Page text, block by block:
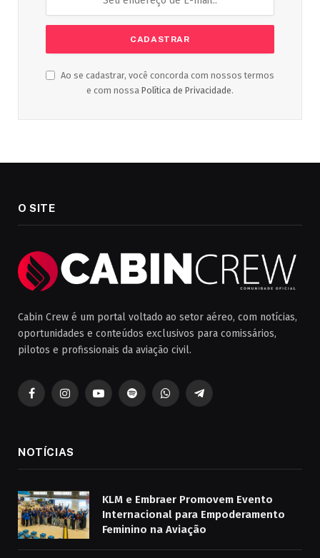
Ao se cadastrar, você concorda com nossos termos
e com nossa Política de Privacidade.
O SITE
Cabin Crew é um portal voltado ao setor aéreo, com notícias,
oportunidades e conteúdos exclusivos para comissários,
pilotos e profissionais da aviação civil.
FacebookInstagramYouTubeSpotifyWhatsAppTelegrama
NOTÍCIAS
KLM e Embraer Promovem Evento
Internacional para Empoderamento
Feminino na Aviação